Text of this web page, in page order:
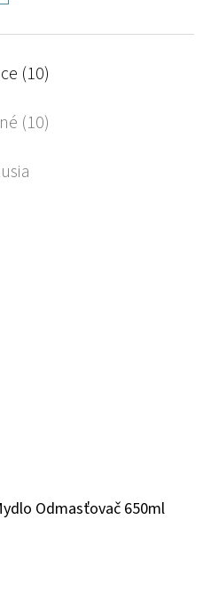
(10)
(10)
Odmasťovač 650ml